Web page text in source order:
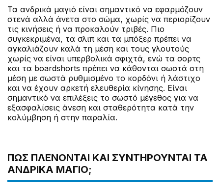
Τα ανδρικά μαγιό είναι σημαντικό να εφαρμόζουν
στενά αλλά άνετα στο σώμα, χωρίς να περιορίζουν
τις κινήσεις ή να προκαλούν τριβές. Πιο
συγκεκριμένα, τα σλιπ και τα μπόξερ πρέπει να
αγκαλιάζουν καλά τη μέση και τους γλουτούς
χωρίς να είναι υπερβολικά σφιχτά, ενώ τα σορτς
και τα boardshorts πρέπει να κάθονται σωστά στη
μέση με σωστά ρυθμισμένο το κορδόνι ή λάστιχο
και να έχουν αρκετή ελευθερία κίνησης. Είναι
σημαντικό να επιλέξεις το σωστό μέγεθος για να
εξασφαλίσεις άνεση και σταθερότητα κατά την
κολύμβηση ή στην παραλία.
ΠΏΣ ΠΛΈΝΟΝΤΑΙ ΚΑΙ ΣΥΝΤΗΡΟΎΝΤΑΙ ΤΑ
ΑΝΔΡΙΚΆ ΜΑΓΙΌ;